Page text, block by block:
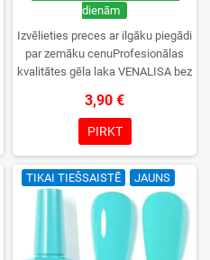
dienām
Izvēlieties preces ar ilgāku piegādi
par zemāku cenuProfesionālas
kvalitātes gēla laka VENALISA bez
krāsu izvēle, lieliska sacietēšana
UV/LED lampās un ilgstoša
noturība. Katrs flakons iepakots
kastītē – pirmo reizi to atvērsiet
tikai jūs.
3,90 €
PIRKT
TIKAI TIEŠSAISTĒ JAUNS